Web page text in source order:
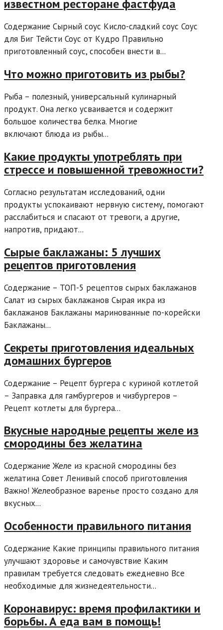
известном ресторане фастфуда
Содержание Сырный соус Кисло-сладкий соус Соус
для Биг Тейсти Соус от Кудро Правильно
приготовленный соус, способен внести в...
Что можно приготовить из рыбы?
Рыба – полезный, универсальный кулинарный
продукт. Она легко усваивается и содержит
большое количества белка. Многие
включают блюда из рыбы...
Какие продукты употреблять при
стрессе и повышенной тревожности?
Согласно результатам исследований, одни
продукты успокаивают нервную систему, помогают
расслабиться и спасают от тревоги, а другие,
напротив, придают...
Сырые баклажаны: 5 лучших
рецептов приготовления
Содержание – ТОП-5 рецептов сырых баклажанов
Салат из сырых баклажанов Сырая икра из
баклажанов Баклажаны маринованные по-корейски
Баклажаны...
Секреты приготовления идеальных
домашних бургеров
Содержание – Рецепт бургера с куриной котлетой
– Заправка для гамбургеров и чизбургеров –
Рецепт котлеты для бургера...
Вкусные народные рецепты желе из
смородины без желатина
Содержание Желе из красной смородины без
желатина Совет Ленивый способ приготовления
Важно! Желеобразное варенье просто создано для
вкусных...
Особенности правильного питания
Содержание Какие принципы правильного питания
улучшают здоровье и самочувствие Каким
правилам требуется следовать ежедневно Все
необходимые для жизнедеятельности...
Коронавирус: время профилактики и
борьбы. А еда вам в помощь!